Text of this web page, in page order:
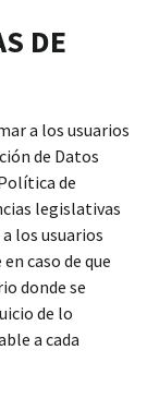
DE
a los usuarios
de Datos
de
legislativas
los usuarios
caso de que
donde se
de lo
a cada